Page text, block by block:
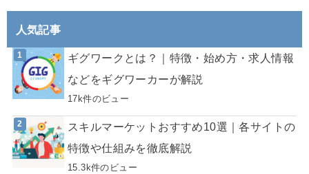
人気記事
ギグワークとは？｜特徴・始め方・求人情報
などをギグワーカーが解説
17k件のビュー
スキルマーケットおすすめ10選｜各サイトの
特徴や仕組みを徹底解説
15.3k件のビュー